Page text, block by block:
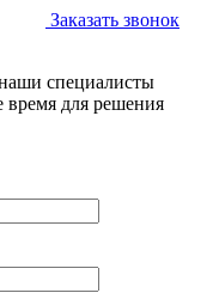
Заказать звонок
специалисты
время для решения